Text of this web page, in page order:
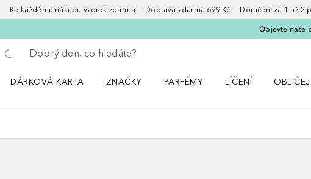
Ke každému nákupu vzorek zdarma Doprava zdarma 699 Kč Doručení za 1 až 2
Objevte naše
Vraťte se
Proveďte vyhledávání
DÁRKOVÁ KARTA
ZNAČKY
PARFÉMY
LÍČENÍ
OBLIČEJ